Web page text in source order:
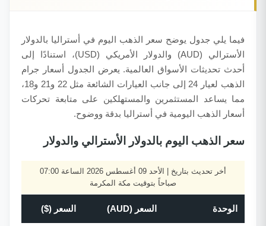
فيما يلي جدول يوضح سعر الذهب اليوم في أستراليا بالدولار
الأسترالي (AUD) والدولار الأمريكي (USD)، استنادًا إلى
أحدث تحديثات الأسواق العالمية. يعرض الجدول أسعار جرام
الذهب لعيار 24 إلى جانب العيارات الشائعة مثل 22 و21 و18،
مما يساعد المستثمرين والمستهلكين على متابعة تحركات
أسعار الذهب اليومية في أستراليا بدقة ووضوح.
سعر الذهب اليوم بالدولار الأسترالي والدولار
أخر تحديث بتاريخ | الأحد 09 أغسطس 2026 الساعة 07:00
صباحاً بتوقيت مكة المكرمة
الوحدة السعر (AUD) السعر ($)